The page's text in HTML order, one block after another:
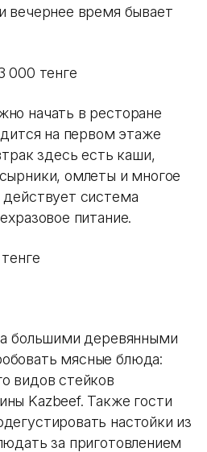
вечернее время бывает
000 тенге
начать в ресторане
на первом этаже
здесь есть каши,
омлеты и многое
система
питание.
большими деревянными
мясные блюда:
видов стейков
Kazbeef. Также гости
настойки из
за приготовлением